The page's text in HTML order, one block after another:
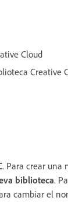
Cloud
Creative
. Para crear una
biblioteca.
cambiar el